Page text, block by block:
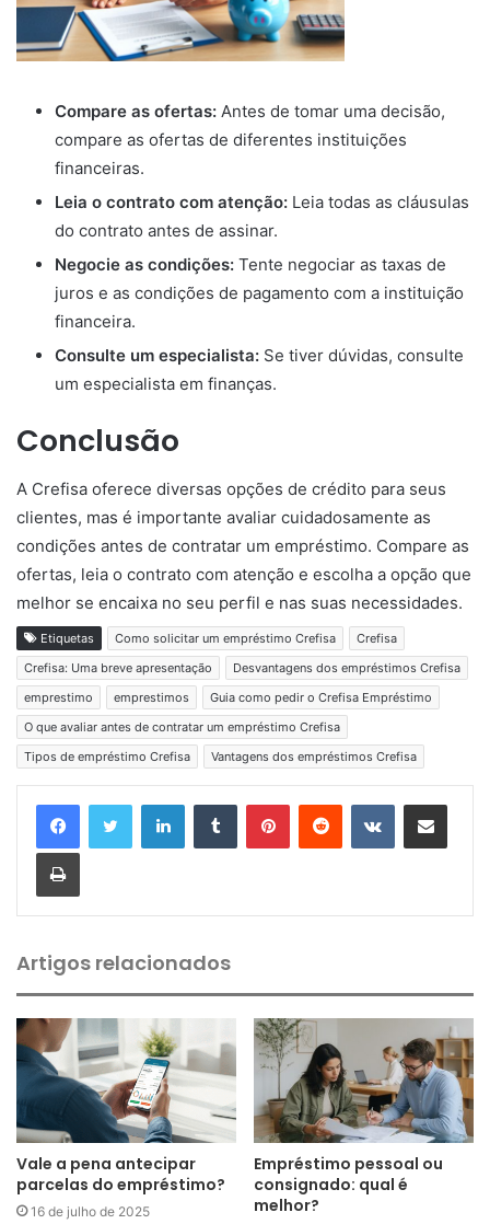
Compare as ofertas: Antes de tomar uma decisão,
compare as ofertas de diferentes instituições
financeiras.
Leia o contrato com atenção: Leia todas as cláusulas
do contrato antes de assinar.
Negocie as condições: Tente negociar as taxas de
juros e as condições de pagamento com a instituição
financeira.
Consulte um especialista: Se tiver dúvidas, consulte
um especialista em finanças.
Conclusão
A Crefisa oferece diversas opções de crédito para seus
clientes, mas é importante avaliar cuidadosamente as
condições antes de contratar um empréstimo. Compare as
ofertas, leia o contrato com atenção e escolha a opção que
melhor se encaixa no seu perfil e nas suas necessidades.
Etiquetas Como solicitar um empréstimo Crefisa
Crefisa
Crefisa: Uma breve apresentação
Desvantagens dos empréstimos Crefisa
emprestimo
emprestimos
Guia como pedir o Crefisa Empréstimo
O que avaliar antes de contratar um empréstimo Crefisa
Tipos de empréstimo Crefisa
Vantagens dos empréstimos Crefisa
Artigos relacionados
Vale a pena antecipar
parcelas do empréstimo?
16 de julho de 2025
Empréstimo pessoal ou
consignado: qual é
melhor?